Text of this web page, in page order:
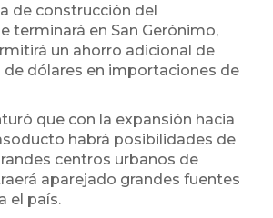
de construcción del
terminará en San Gerónimo,
un ahorro adicional de
de dólares en importaciones de
que con la expansión hacia
habrá posibilidades de
centros urbanos de
aparejado grandes fuentes
el país.